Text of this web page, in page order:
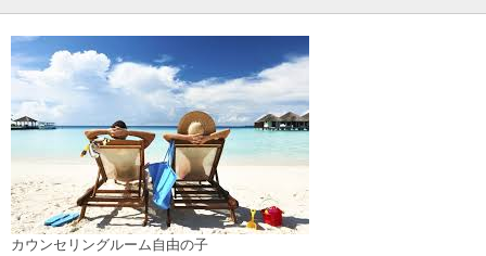
カウンセリングルーム自由の子